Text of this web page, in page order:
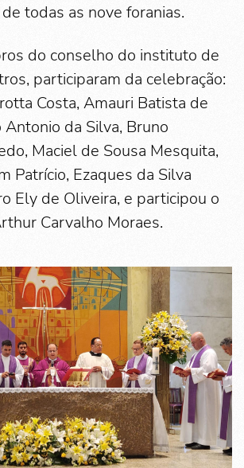
todas as nove foranias.
do conselho do instituto de
participaram da celebração:
Costa, Amauri Batista de
Antonio da Silva, Bruno
Maciel de Sousa Mesquita,
Patrício, Ezaques da Silva
Ely de Oliveira, e participou o
Carvalho Moraes.